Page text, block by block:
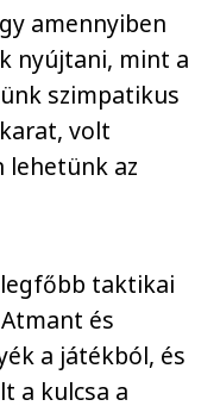
amennyiben
nyújtani, mint a
szimpatikus
volt
lehetünk az
taktikai
és
a játékból, és
a kulcsa a